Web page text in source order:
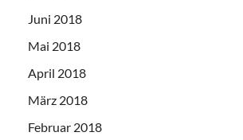
Juni 2018
Mai 2018
April 2018
März 2018
Februar 2018